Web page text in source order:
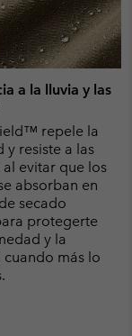
a la lluvia y las
repele la
y resiste a las
al evitar que los
absorban en
secado
protegerte
y la
cuando más lo